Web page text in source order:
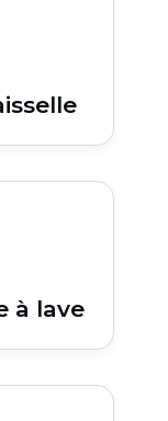
à lave